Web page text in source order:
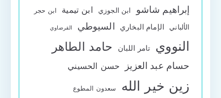
إبراهيم شاشو ابن الجوزي ابن تيمية ابن حجر
الألباني الإمام البخاري السيوطي القرضاوي
النووي تامر اللبان حامد الطاهر
حسام عبد العزيز حسن الحسيني
زين خير الله سعدون المطوع